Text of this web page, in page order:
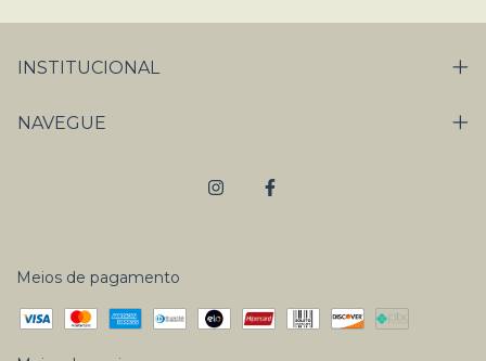
INSTITUCIONAL
NAVEGUE
Meios de pagamento